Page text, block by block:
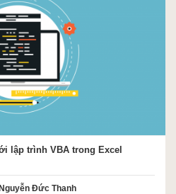
lập trình VBA trong Excel
Đức Thanh